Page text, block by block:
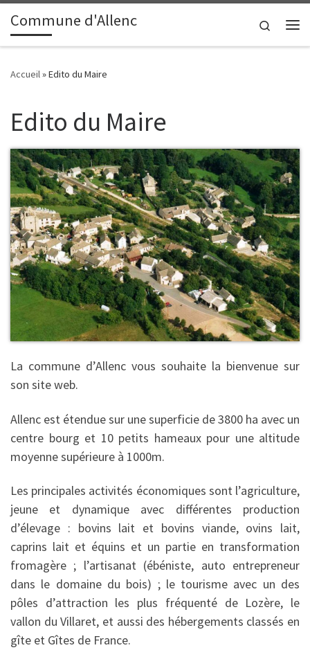
principalPasser au contenu
Commune d'Allenc
Search
Accueil»Edito du Maire
Edito du Maire
La commune d’Allenc vous souhaite la bienvenue sur
son site web.
Allenc est étendue sur une superficie de 3800 ha avec un
centre bourg et 10 petits hameaux pour une altitude
moyenne supérieure à 1000m.
Les principales activités économiques sont l’agriculture,
jeune et dynamique avec différentes production
d’élevage : bovins lait et bovins viande, ovins lait,
caprins lait et équins et un partie en transformation
fromagère ; l’artisanat (ébéniste, auto entrepreneur
dans le domaine du bois) ; le tourisme avec un des
pôles d’attraction les plus fréquenté de Lozère, le
vallon du Villaret, et aussi des hébergements classés en
gîte et Gîtes de France.